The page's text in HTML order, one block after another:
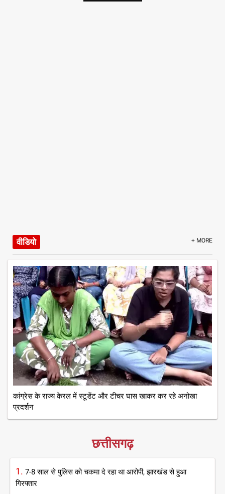
वीडियो + MORE
कांग्रेस के राज्य केरल में स्टूडेंट और टीचर घास खाकर कर रहे अनोखा
प्रदर्शन
छत्तीसगढ़
1. 7-8 साल से पुलिस को चकमा दे रहा था आरोपी, झारखंड से हुआ
गिरफ्तार